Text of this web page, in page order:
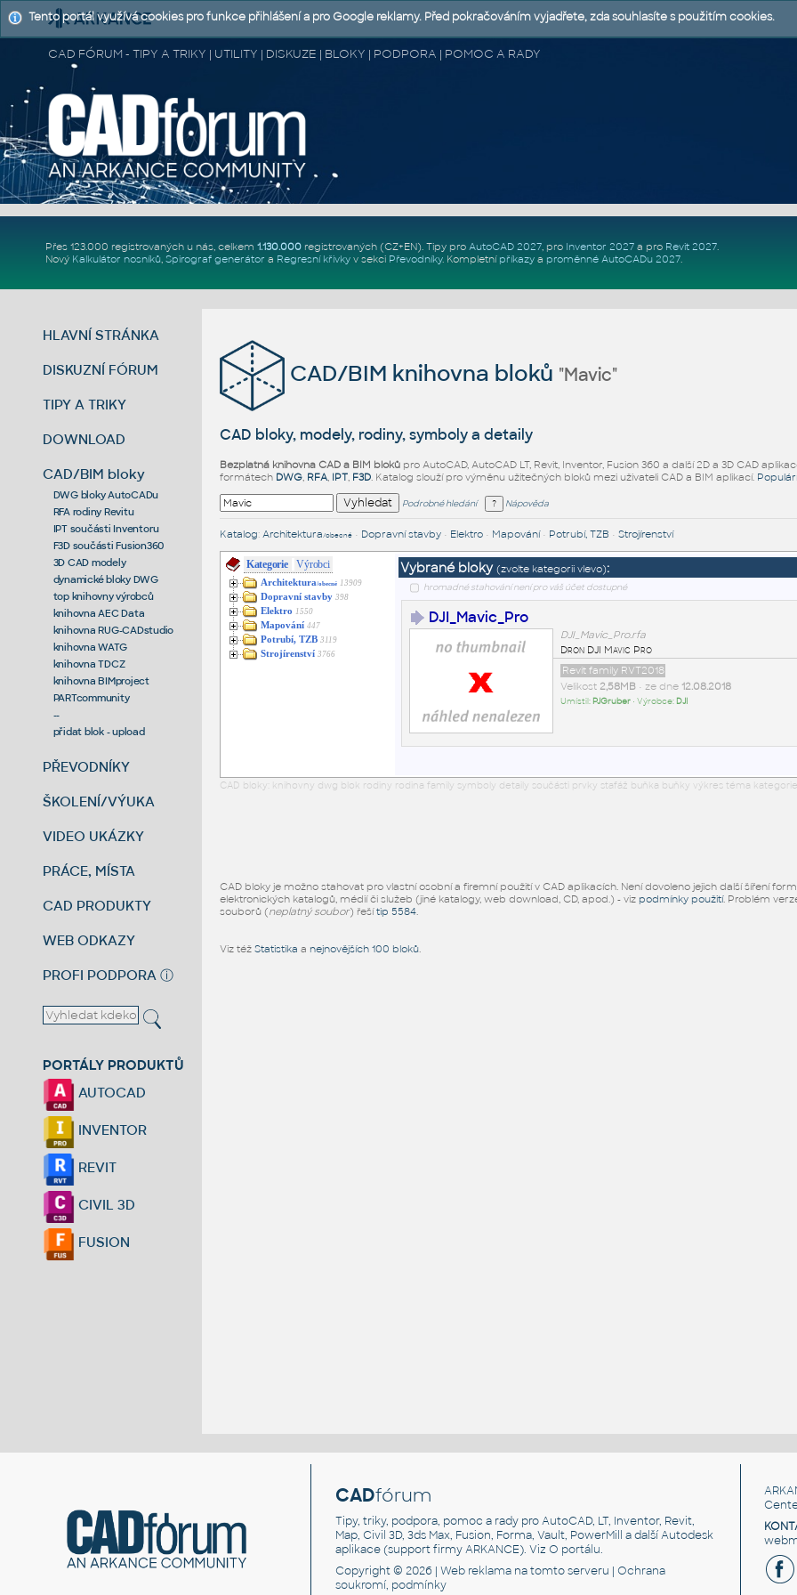
CAD FÓRUM - TIPY A TRIKY | UTILITY | DISKUZE | BLOKY | PODPORA | POMOC A RADY
Přes 123.000 registrovaných u nás, celkem 1.130.000registrovaných (CZ+EN). Tipy pro AutoCAD 2027, pro Inventor 2027a pro Revit 2027.
Nový Kalkulátor nosníků, Spirograf generátor a Regresní křivkyv sekci Převodníky. Kompletní příkazya proměnné AutoCADu 2027.
HLAVNÍ STRÁNKA
DISKUZNÍ FÓRUM
TIPY A TRIKY
DOWNLOAD
CAD/BIM bloky
DWG bloky AutoCADu
RFA rodiny Revitu
IPT součásti Inventoru
F3D součásti Fusion360
3D CAD modely
dynamické bloky DWG
top knihovny výrobců
knihovna AEC Data
knihovna RUG-CADstudio
knihovna WATG
knihovna TDCZ
knihovna BIMproject
PARTcommunity
--
přidat blok - upload
PŘEVODNÍKY
ŠKOLENÍ/VÝUKA
VIDEO UKÁZKY
PRÁCE, MÍSTA
CAD PRODUKTY
WEB ODKAZY
PROFI PODPORA ⓘ
PORTÁLY PRODUKTŮ
AUTOCAD
INVENTOR
REVIT
CIVIL 3D
FUSION
CAD/BIM knihovna bloků "Mavic"
CAD bloky, modely, rodiny, symboly a detaily
Bezplatná knihovna CAD a BIM blokůpro AutoCAD, AutoCAD LT, Revit, Inventor, Fusion 360 a další 2D a 3D CAD
formátech DWG, RFA, IPT, F3D. Katalog slouží pro výměnu užitečných bloků mezi uživateli CAD a BIM aplikací.
Podrobné hledání Nápověda
Katalog: Architektura /obecné• Dopravní stavby• Elektro• Mapování• Potrubí, TZB • Strojírenství
Kategorie Výrobci
Architektura/obecné 13909
Dopravní stavby 398
Elektro 1550
Mapování 447
Potrubí, TZB 3119
Strojírenství 3766
Vybrané bloky (zvolte kategorii vlevo):
hromadné stahování není pro váš účet dostupné
DJI_Mavic_Pro
DJI_Mavic_Pro.rfa
Dron DJI Mavic Pro
Revit family RVT2018
Velikost 2,58MB• ze dne 12.08.2018
Umístil: PJGruber• Výrobce: DJI
CAD bloky: knihovny dwg blok rodiny rodina family symboly detaily součásti prvky stafáž buňka buňky výkres téma
CAD bloky je možno stahovat pro vlastní osobní a firemní použití v CAD aplikacích. Není dovoleno jejich další šíření
elektronických katalogů, médií či služeb (jiné katalogy, web download, CD, apod.) - viz podmínky použití. Problém
souborů (neplatný soubor) řešítip 5584.
Viz též Statistika a nejnovějších 100 bloků.
CADfórum
Tipy, triky, podpora, pomoc a rady pro AutoCAD, LT, Inventor, Revit,
Map, Civil 3D, 3ds Max, Fusion, Forma, Vault, PowerMill a další Autodesk
aplikace (support firmy ARKANCE). VizO portálu.
Copyright © 2026 |Web reklama na tomto serveru |Ochrana
soukromí, podmínky
Tento portál využívá cookies pro funkce přihlášení a pro Google reklamy. Před pokračováním vyjadřete, zda souhlasíte s použitím cookies.